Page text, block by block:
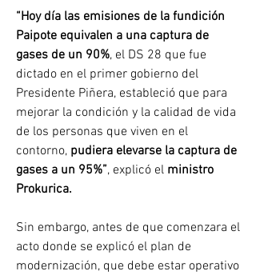
“Hoy día las emisiones de la fundición
Paipote equivalen a una captura de
gases de un 90%, el DS 28 que fue
dictado en el primer gobierno del
Presidente Piñera, estableció que para
mejorar la condición y la calidad de vida
de los personas que viven en el
contorno, pudiera elevarse la captura de
gases a un 95%”, explicó el ministro
Prokurica.
Sin embargo, antes de que comenzara el
acto donde se explicó el plan de
modernización, que debe estar operativo